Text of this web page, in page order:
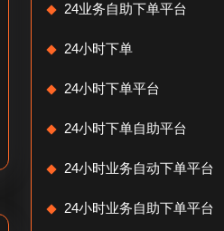
24业务自助下单平台
24小时下单
24小时下单平台
24小时下单自助平台
24小时业务自动下单平台
24小时业务自助下单平台